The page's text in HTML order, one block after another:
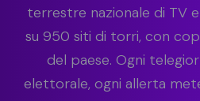
terrestre nazionale di TV
su 950 siti di torri, con
del paese. Ogni
elettorale, ogni allerta